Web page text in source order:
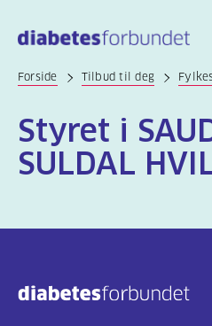
hovedinnhold
Forside Tilbud til deg
Styret i
SULDAL